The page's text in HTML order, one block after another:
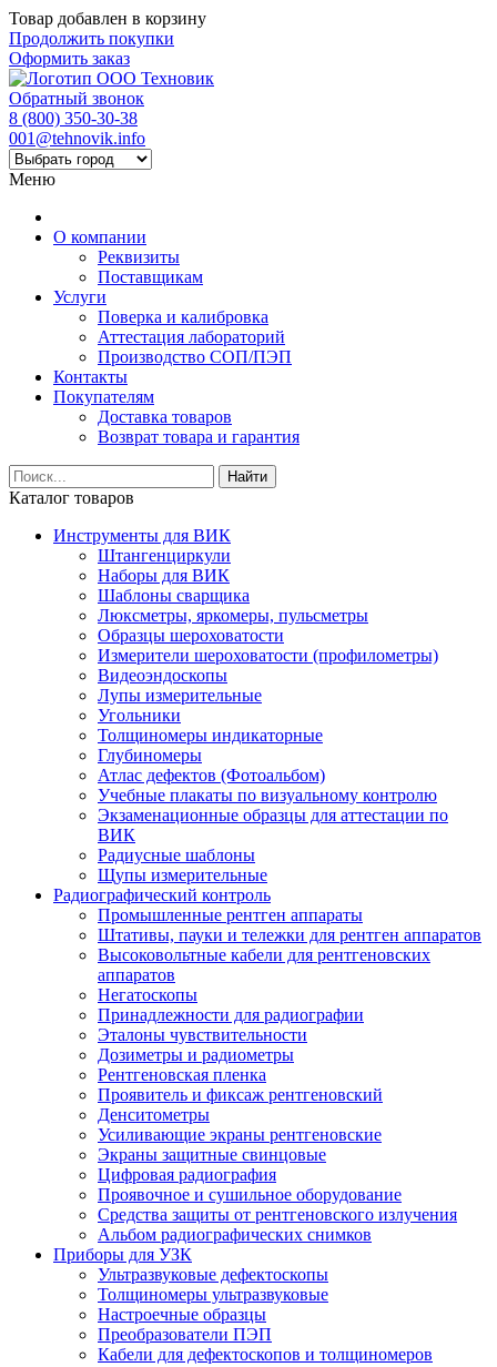
Товар добавлен в корзину
Продолжить покупки
Оформить заказ
Обратный звонок
8 (800) 350-30-38
001@tehnovik.info
Меню
О компании
Реквизиты
Поставщикам
Услуги
Поверка и калибровка
Аттестация лабораторий
Производство СОП/ПЭП
Контакты
Покупателям
Доставка товаров
Возврат товара и гарантия
Найти
Каталог товаров
Инструменты для ВИК
Штангенциркули
Наборы для ВИК
Шаблоны сварщика
Люксметры, яркомеры, пульсметры
Образцы шероховатости
Измерители шероховатости (профилометры)
Видеоэндоскопы
Лупы измерительные
Угольники
Толщиномеры индикаторные
Глубиномеры
Атлас дефектов (Фотоальбом)
Учебные плакаты по визуальному контролю
Экзаменационные образцы для аттестации по
ВИК
Радиусные шаблоны
Щупы измерительные
Радиографический контроль
Промышленные рентген аппараты
Штативы, пауки и тележки для рентген аппаратов
Высоковольтные кабели для рентгеновских
аппаратов
Негатоскопы
Принадлежности для радиографии
Эталоны чувствительности
Дозиметры и радиометры
Рентгеновская пленка
Проявитель и фиксаж рентгеновский
Денситометры
Усиливающие экраны рентгеновские
Экраны защитные свинцовые
Цифровая радиография
Проявочное и сушильное оборудование
Средства защиты от рентгеновского излучения
Альбом радиографических снимков
Приборы для УЗК
Ультразвуковые дефектоскопы
Толщиномеры ультразвуковые
Настроечные образцы
Преобразователи ПЭП
Кабели для дефектоскопов и толщиномеров